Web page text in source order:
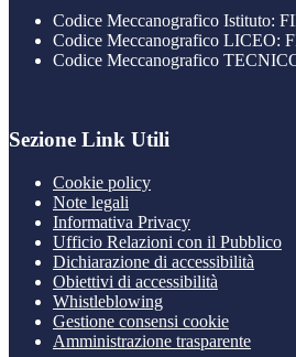
Codice Meccanografico Istituto:
Codice Meccanografico LICEO:
Codice Meccanografico
Sezione Link Utili
Cookie policy
Note legali
Informativa Privacy
Ufficio Relazioni con il Pubblico
Dichiarazione di accessibilità
Obiettivi di accessibilità
Whistleblowing
Gestione consensi cookie
Amministrazione trasparente